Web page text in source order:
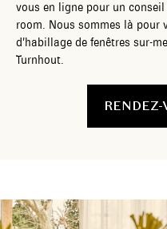
vous en ligne pour un
room. Nous sommes là pour
d’habillage de fenêtres sur-
Turnhout.